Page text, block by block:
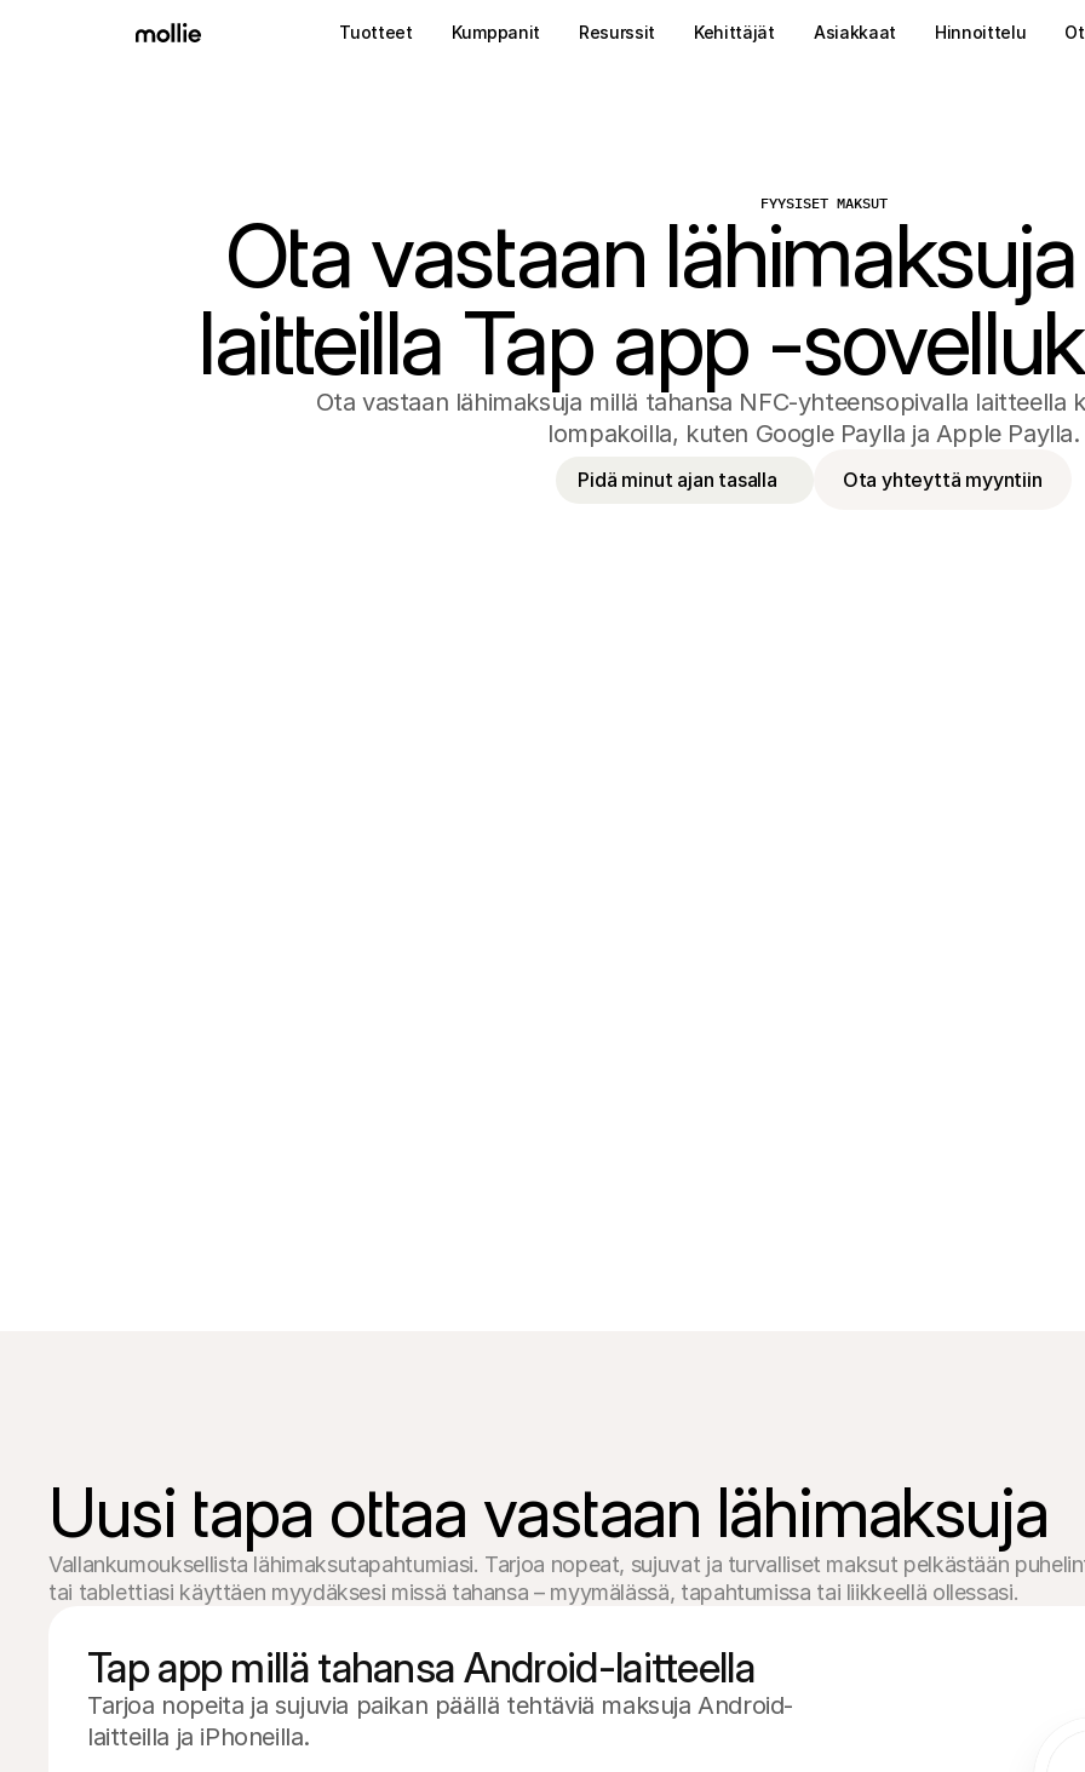
FYYSISET MAKSUT
Ota vastaan
laitteilla Tap app -
Ota vastaan lähimaksuja millä tahansa NFC-yhteensopivalla laitteella
lompakoilla, kuten Google Paylla ja Apple Paylla.
Pidä minut ajan tasalla Ota yhteyttä myyntiin
Uusi tapa ottaa vastaan lähimaksuja
Vallankumouksellista lähimaksutapahtumiasi. Tarjoa nopeat, sujuvat ja turvalliset maksut pelkästään
tai tablettiasi käyttäen myydäksesi missä tahansa – myymälässä, tapahtumissa tai liikkeellä ollessasi.
Tap app millä tahansa Android-laitteella
Tarjoa nopeita ja sujuvia paikan päällä tehtäviä maksuja Android-
laitteilla ja iPhoneilla.
Tuotteet Kumppanit Resurssit Kehittäjät Asiakkaat Hinnoittelu